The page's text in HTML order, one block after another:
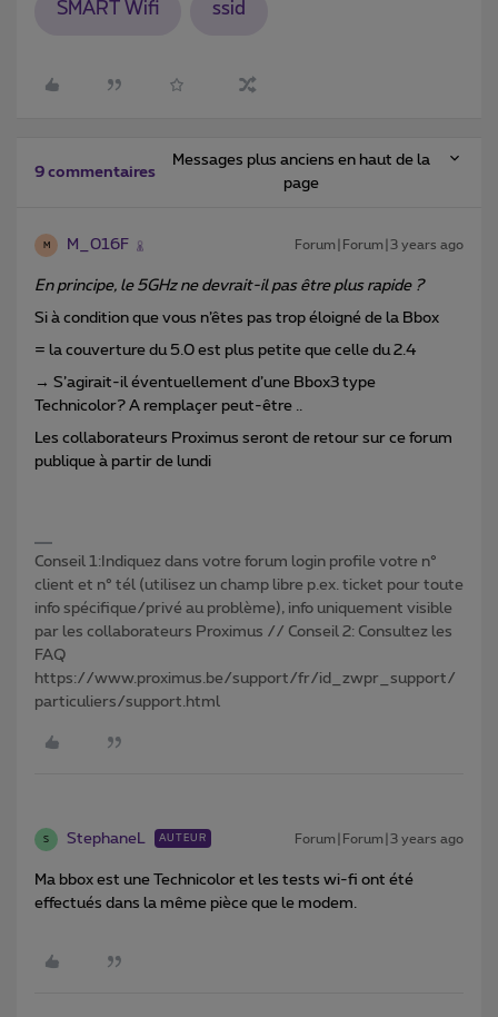
SMART Wifi ssid
9 commentaires
Messages plus anciens en haut de la
page
M M_016F Forum|Forum|3 years ago
En principe, le 5GHz ne devrait-il pas être plus rapide ?
Si à condition que vous n’êtes pas trop éloigné de la Bbox
= la couverture du 5.0 est plus petite que celle du 2.4
→ S’agirait-il éventuellement d’une Bbox3 type
Technicolor? A remplaçer peut-être ..
Les collaborateurs Proximus seront de retour sur ce forum
publique à partir de lundi
Conseil 1:Indiquez dans votre forum login profile votre n°
client et n° tél (utilisez un champ libre p.ex. ticket pour toute
info spécifique/privé au problème), info uniquement visible
par les collaborateurs Proximus // Conseil 2: Consultez les
FAQ
https://www.proximus.be/support/fr/id_zwpr_support/
particuliers/support.html
S StephaneL AUTEUR Forum|Forum|3 years ago
Ma bbox est une Technicolor et les tests wi-fi ont été
effectués dans la même pièce que le modem.